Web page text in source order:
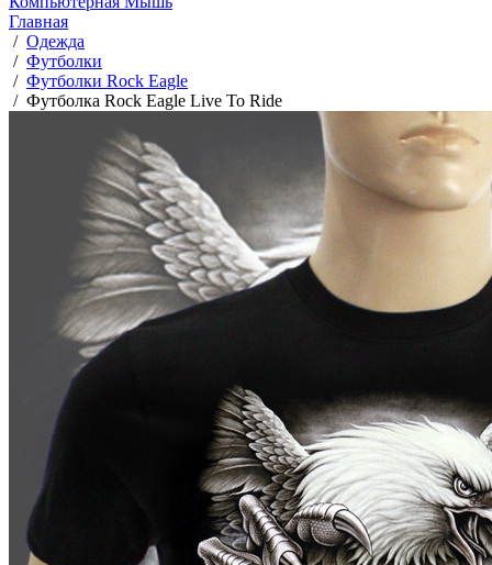
Главная
/ Одежда
/ Футболки
/ Футболки Rock Eagle
/ Футболка Rock Eagle Live To Ride